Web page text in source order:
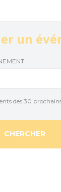
de jeux
un
des 30